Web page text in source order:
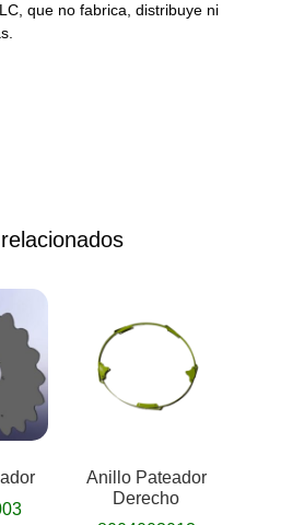
que no fabrica, distribuye ni
Anillo Pateador
Derecho